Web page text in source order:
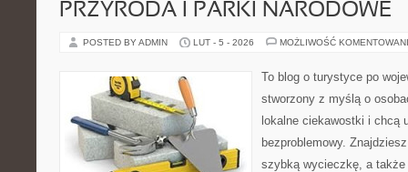
PRZYRODA I PARKI NARODOWE
POSTED BY ADMIN LUT - 5 - 2026 MOŻLIWOŚĆ
To blog o turystyce po
stworzony z myślą o
lokalne ciekawostki i chcą
bezproblemowy.
szybką wycieczkę, a także